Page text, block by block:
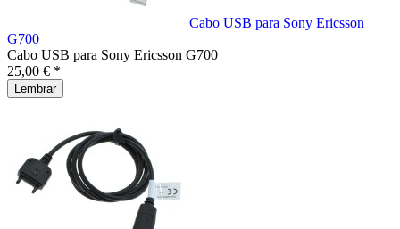
Cabo USB para Sony Ericsson
G700
Cabo USB para Sony Ericsson G700
25,00 € *
Lembrar